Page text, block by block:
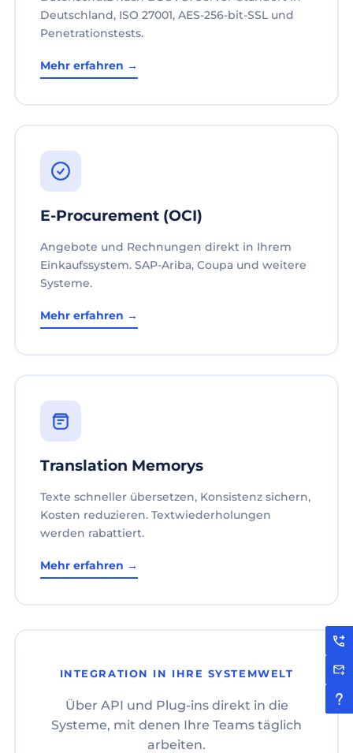
Deutschland, ISO 27001, AES-256-bit-SSL und
Penetrationstests.
Mehr erfahren →
E-Procurement (OCI)
Angebote und Rechnungen direkt in Ihrem
Einkaufssystem. SAP-Ariba, Coupa und weitere
Systeme.
Mehr erfahren →
Translation Memorys
Texte schneller übersetzen, Konsistenz sichern,
Kosten reduzieren. Textwiederholungen
werden rabattiert.
Mehr erfahren →
INTEGRATION IN IHRE SYSTEMWELT
Über API und Plug-ins direkt in die
Systeme, mit denen Ihre Teams täglich
arbeiten.